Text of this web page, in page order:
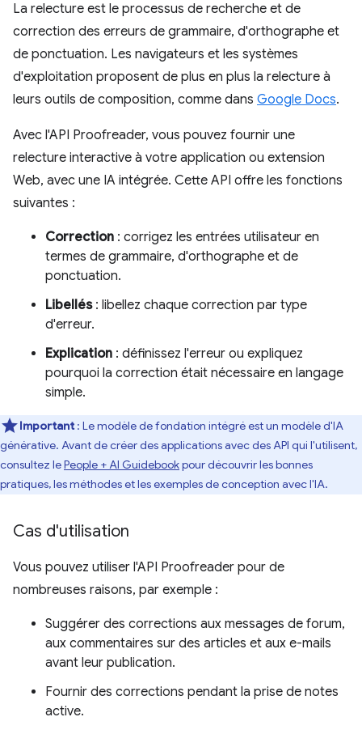
La relecture est le processus de recherche et de
correction des erreurs de grammaire, d'orthographe et
de ponctuation. Les navigateurs et les systèmes
d'exploitation proposent de plus en plus la relecture à
leurs outils de composition, comme dans Google Docs.
Avec l'API Proofreader, vous pouvez fournir une
relecture interactive à votre application ou extension
Web, avec une IA intégrée. Cette API offre les fonctions
suivantes :
Correction : corrigez les entrées utilisateur en
termes de grammaire, d'orthographe et de
ponctuation.
Libellés: libellez chaque correction par type
d'erreur.
Explication : définissez l'erreur ou expliquez
pourquoi la correction était nécessaire en langage
simple.
Important : Le modèle de fondation intégré est un modèle d'IA
générative. Avant de créer des applications avec des API qui l'utilisent,
consultez lePeople + AI Guidebookpour découvrir les bonnes
pratiques, les méthodes et les exemples de conception avec l'IA.
Cas d'utilisation
Vous pouvez utiliser l'API Proofreader pour de
nombreuses raisons, par exemple :
Suggérer des corrections aux messages de forum,
aux commentaires sur des articles et aux e-mails
avant leur publication.
Fournir des corrections pendant la prise de notes
active.